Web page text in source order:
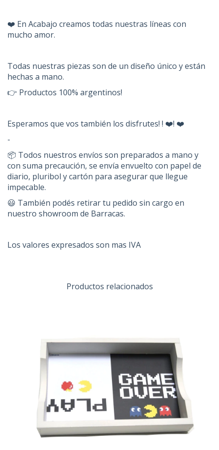
❤️ En Acabajo creamos todas nuestras líneas con
mucho amor.
Todas nuestras piezas son de un diseño único y están
hechas a mano.
👉 Productos 100% argentinos!
Esperamos que vos también los disfrutes! ! ❤️! ❤️
-
📦 Todos nuestros envíos son preparados a mano y
con suma precaución, se envía envuelto con papel de
diario, pluribol y cartón para asegurar que llegue
impecable.
😃 También podés retirar tu pedido sin cargo en
nuestro showroom de Barracas.
Los valores expresados son mas IVA
Productos relacionados